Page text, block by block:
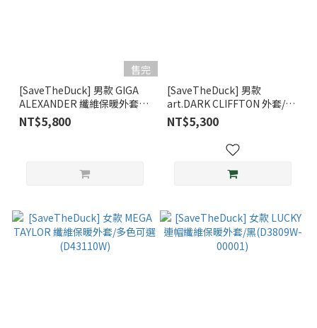
售完
[SaveTheDuck] 男款 GIGA
ALEXANDER 纖維保暖外套/
多色可選(D32430M-GIGA)
NT$5,800
[SaveTheDuck] 男款
art.DARK CLIFFTON 外套/多
色可選 (D30069M)
NT$5,300